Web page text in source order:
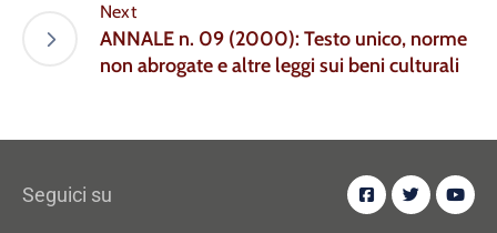
Next
ANNALE n. 09 (2000): Testo unico, norme
non abrogate e altre leggi sui beni culturali
Seguici su